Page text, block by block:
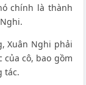
chính là thành
Xuân Nghi phải
của cô, bao gồm
tác.